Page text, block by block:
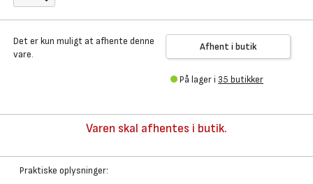
Det er kun muligt at afhente denne
vare.
Afhent i butik
På lager i 35 butikker
Varen skal afhentes i butik.
Praktiske oplysninger: